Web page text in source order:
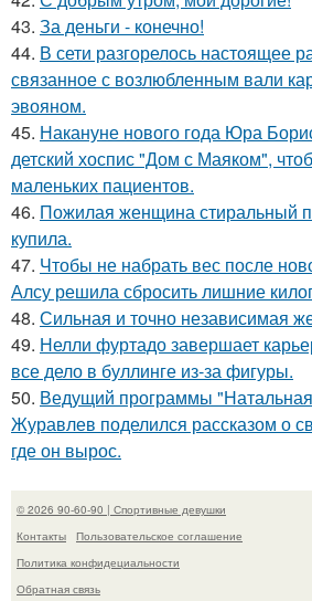
43. За деньги - конечно!
44. В сети разгорелось настоящее
связанное с возлюбленным вали
эвояном.
45. Накануне нового года Юра
детский хоспис "Дом с Маяком",
маленьких пациентов.
46. Пожилая женщина стиральный
купила.
47. Чтобы не набрать вес после
Алсу решила сбросить лишние
48. Сильная и точно независимая
49. Нелли фуртадо завершает
все дело в буллинге из-за фигуры.
50. Ведущий программы
Журавлев поделился рассказом о
где он вырос.
© 2026 90-60-90 | Спортивные девушки
Контакты
Пользовательское соглашение
Политика конфидециальности
Обратная связь